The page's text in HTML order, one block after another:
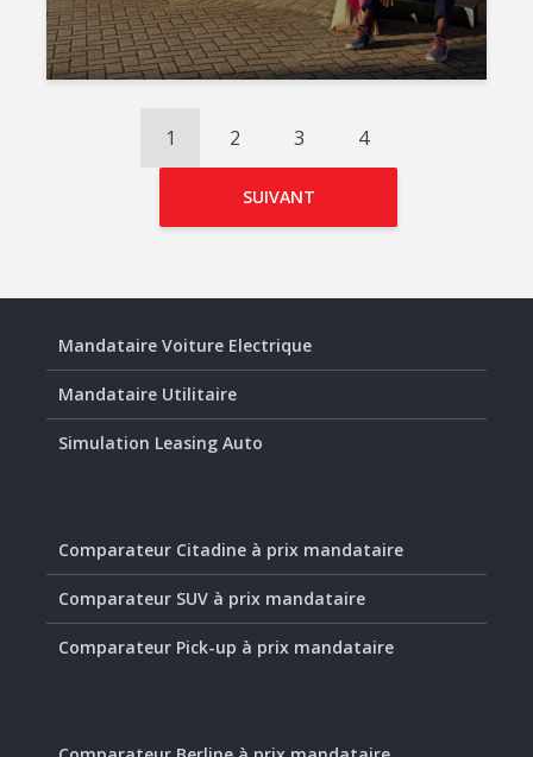
1 2 3 4
SUIVANT
Mandataire Voiture Electrique
Mandataire Utilitaire
Simulation Leasing Auto
Comparateur Citadine à prix mandataire
Comparateur SUV à prix mandataire
Comparateur Pick-up à prix mandataire